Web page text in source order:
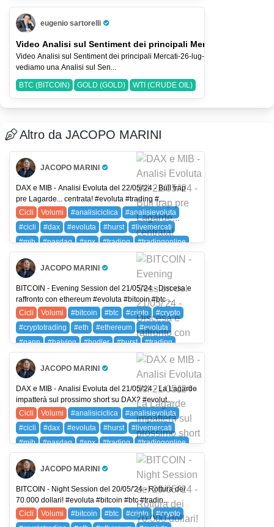
SPX (SP 500)
eugenio sartorelli
Pro Trader
Video Analisi sul Sentiment dei principali Mercati-26-lug-2026
Video Analisi sul Sentiment dei principali Mercati-26-lug-2026 Nel Video
vediamo una Analisi sul Sen...
BTC (BITCOIN) GOLD (GOLD) WTI (CRUDE OIL)
Altro da JACOPO MARINI
JACOPO MARINI
Pro Trader
DAX e MIB - Analisi Evoluta del 22/05/'24 - Bull trap
pre Lagarde... centrata! #evoluta #trading #...
Cicli
Volumi #analisiciclica
#analisievoluta
#cicli
#dax #evoluta #hurst
#livemercati
#mib
#nasdaq #spx #trading
#tradingonline
FIB (FTSE MIB)
NDX (NASDAQ 100)
SPX (SP 500) SPXC (SPX)
JACOPO MARINI
Pro Trader
BITCOIN - Evening Session del 21/05/'24 - Discesa e
raffronto con ethereum #evoluta #bitcoin #btc ...
Cicli
Volumi #bitcoin #btc #cripto
#crypto
#cryptotrading
#eth #ethereum
#evoluta
#gann
#halving #hodler #hurst
#trading
BTC (BITCOIN)
ETH (ETHEREUM)
JACOPO MARINI
Pro Trader
DAX e MIB - Analisi Evoluta del 21/05/'24 - La Lagarde
impatterà sul prossimo short su DAX? #evolut...
Cicli
Volumi #analisiciclica
#analisievoluta
#cicli
#dax #evoluta #hurst
#livemercati
#mib
#nasdaq #spx #trading
#tradingonline
FIB (FTSE MIB)
NDX (NASDAQ 100)
SPX (SP 500) SPXC (SPX)
JACOPO MARINI
Pro Trader
BITCOIN - Night Session del 20/05/'24 - Rottura dei
70.000 dollari! #evoluta #bitcoin #btc #tradin...
Cicli
Volumi #bitcoin #btc #cripto
#crypto